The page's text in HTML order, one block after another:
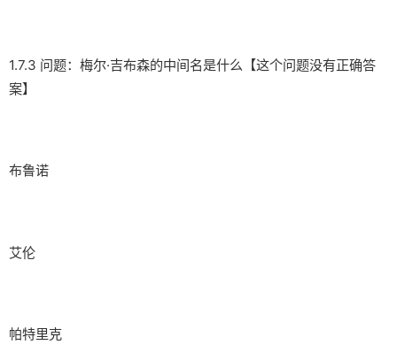
1.7.3 问题：梅尔·吉布森的中间名是什么【这个问题没有正确答
案】
布鲁诺
艾伦
帕特里克